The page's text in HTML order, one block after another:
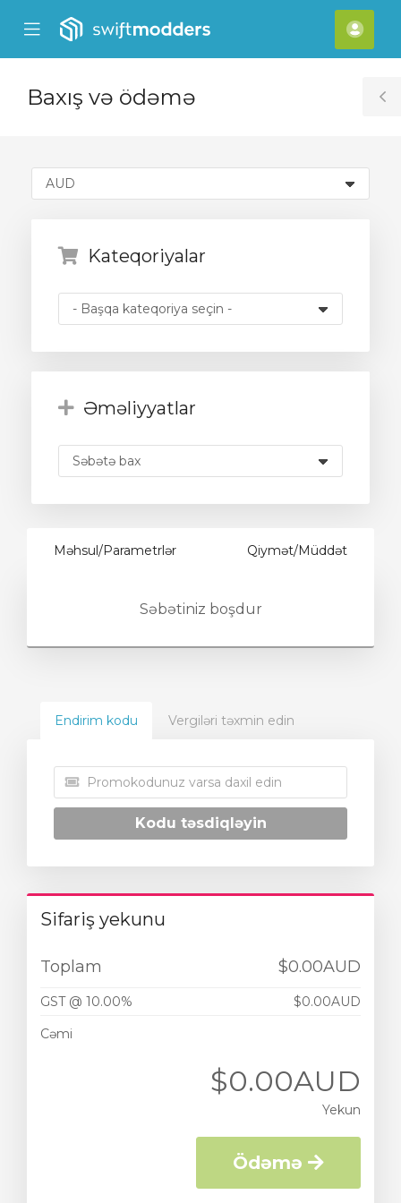
Mobile
Menu
Baxış və ödəmə
Kateqoriyalar
Əməliyyatlar
Məhsul/Parametrlər Qiymət/Müddət
Səbətiniz boşdur
Endirim kodu Vergiləri təxmin edin
Kodu təsdiqləyin
Sifariş yekunu
Toplam $0.00AUD
GST @ 10.00%
$0.00AUD
Cəmi
$0.00AUD
Yekun
Ödəmə